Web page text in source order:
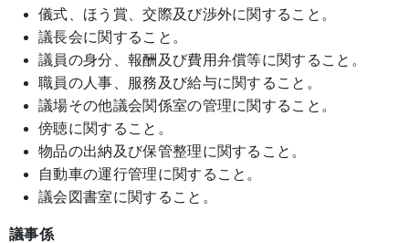
儀式、ほう賞、交際及び渉外に関すること。
議長会に関すること。
議員の身分、報酬及び費用弁償等に関すること。
職員の人事、服務及び給与に関すること。
議場その他議会関係室の管理に関すること。
傍聴に関すること。
物品の出納及び保管整理に関すること。
自動車の運行管理に関すること。
議会図書室に関すること。
議事係